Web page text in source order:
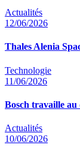
Actualités
12/06/2026
Thales Alenia
Technologie
11/06/2026
Bosch travaille au
Actualités
10/06/2026